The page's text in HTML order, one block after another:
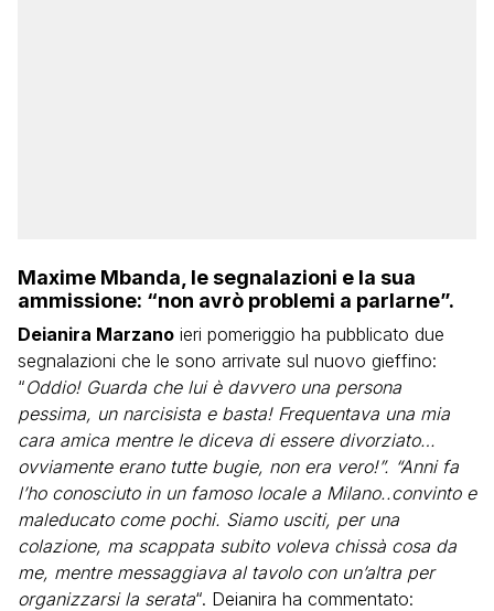
Maxime Mbanda, le segnalazioni e la sua
ammissione: “non avrò problemi a parlarne”.
Deianira Marzano ieri pomeriggio ha pubblicato due
segnalazioni che le sono arrivate sul nuovo gieffino:
“Oddio! Guarda che lui è davvero una persona
pessima, un narcisista e basta! Frequentava una mia
cara amica mentre le diceva di essere divorziato…
ovviamente erano tutte bugie, non era vero!”. “Anni fa
l’ho conosciuto in un famoso locale a Milano..convinto e
maleducato come pochi. Siamo usciti, per una
colazione, ma scappata subito voleva chissà cosa da
me, mentre messaggiava al tavolo con un’altra per
organizzarsi la serata“. Deianira ha commentato: